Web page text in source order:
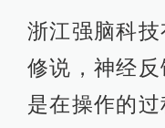
浙江强脑科
修说，神经
是在操作的